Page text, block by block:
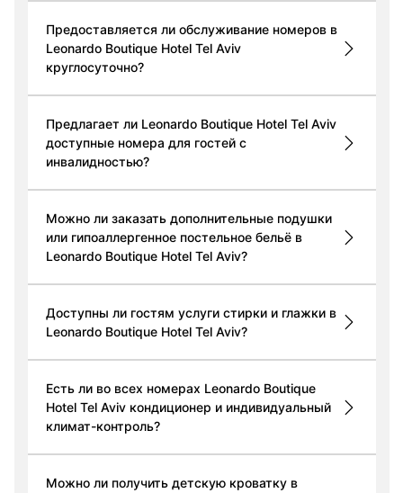
Предоставляется ли обслуживание номеров в
Leonardo Boutique Hotel Tel Aviv
круглосуточно?
Предлагает ли Leonardo Boutique Hotel Tel Aviv
доступные номера для гостей с
инвалидностью?
Можно ли заказать дополнительные подушки
или гипоаллергенное постельное бельё в
Leonardo Boutique Hotel Tel Aviv?
Доступны ли гостям услуги стирки и глажки в
Leonardo Boutique Hotel Tel Aviv?
Есть ли во всех номерах Leonardo Boutique
Hotel Tel Aviv кондиционер и индивидуальный
климат-контроль?
Можно ли получить детскую кроватку в